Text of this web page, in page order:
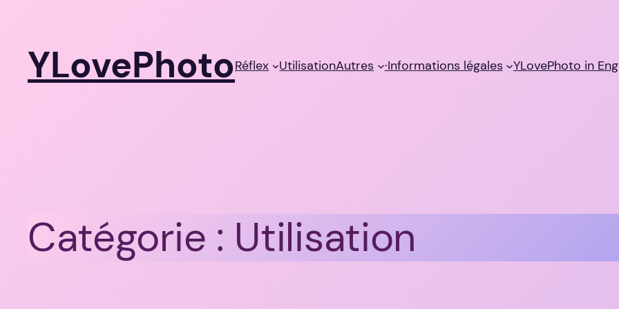
contenu
YLovePhotoRéflex UtilisationAutres ·Informations légales YLovePhoto in
Catégorie : Utilisation